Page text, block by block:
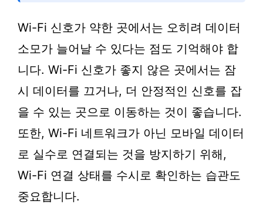
Wi-Fi 신호가 약한 곳에서는 오히려 데이터
소모가 늘어날 수 있다는 점도 기억해야 합
니다. Wi-Fi 신호가 좋지 않은 곳에서는 잠
시 데이터를 끄거나, 더 안정적인 신호를 잡
을 수 있는 곳으로 이동하는 것이 좋습니다.
또한, Wi-Fi 네트워크가 아닌 모바일 데이터
로 실수로 연결되는 것을 방지하기 위해,
Wi-Fi 연결 상태를 수시로 확인하는 습관도
중요합니다.